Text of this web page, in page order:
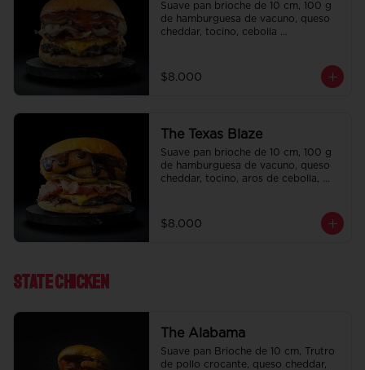
Suave pan brioche de 10 cm, 100 g
de hamburguesa de vacuno, queso
cheddar, tocino, cebolla
$8.000
The Texas Blaze
Suave pan brioche de 10 cm, 100 g
de hamburguesa de vacuno, queso
cheddar, tocino, aros de cebolla,
$8.000
State ChIcken
The Alabama
Suave pan Brioche de 10 cm, Trutro
de pollo crocante, queso cheddar,